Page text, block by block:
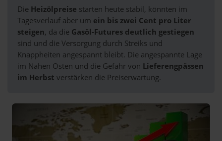
Die Heizölpreise starten heute stabil, könnten im
Tagesverlauf aber um ein bis zwei Cent pro Liter
steigen, da die Gasöl-Futures deutlich gestiegen
sind und die Versorgung durch Streiks und
Knappheiten angespannt bleibt. Die angespannte Lage
im Nahen Osten und die Gefahr von Lieferengpässen
im Herbst verstärken die Preiserwartung.